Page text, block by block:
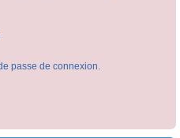
passe de connexion.